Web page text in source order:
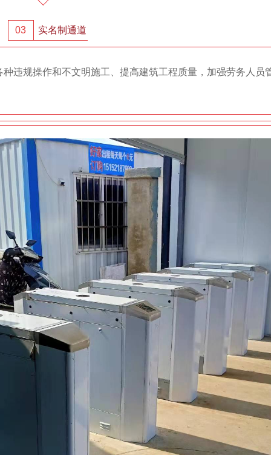
03 实名制通道
规操作和不文明施工、提高建筑工程质量，加强劳务人员